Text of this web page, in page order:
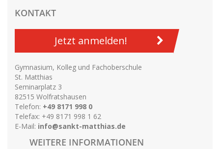
KONTAKT
Jetzt anmelden!
Gymnasium, Kolleg und Fachoberschule
St. Matthias
Seminarplatz 3
82515 Wolfratshausen
Telefon: +49 8171 998 0
Telefax: +49 8171 998 1 62
E-Mail: info@sankt-matthias.de
WEITERE INFORMATIONEN